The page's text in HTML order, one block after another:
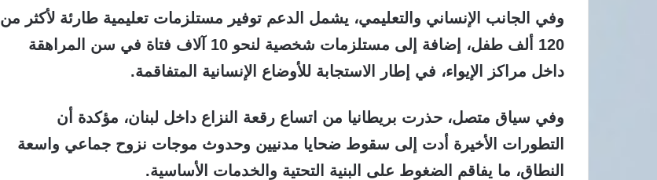
وفي الجانب الإنساني والتعليمي، يشمل الدعم توفير مستلزمات تعليمية طارئة لأكثر من
120 ألف طفل، إضافة إلى مستلزمات شخصية لنحو 10 آلاف فتاة في سن المراهقة
داخل مراكز الإيواء، في إطار الاستجابة للأوضاع الإنسانية المتفاقمة.
وفي سياق متصل، حذرت بريطانيا من اتساع رقعة النزاع داخل لبنان، مؤكدة أن
التطورات الأخيرة أدت إلى سقوط ضحايا مدنيين وحدوث موجات نزوح جماعي واسعة
النطاق، ما يفاقم الضغوط على البنية التحتية والخدمات الأساسية.